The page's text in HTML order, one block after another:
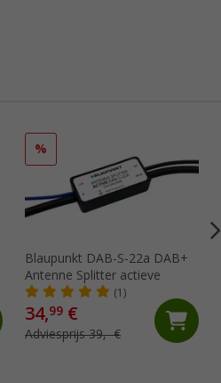
%
Blaupunkt DAB-S-22a DAB+
Antenne Splitter actieve
(1)
34,99 €
Adviesprijs 39,- €